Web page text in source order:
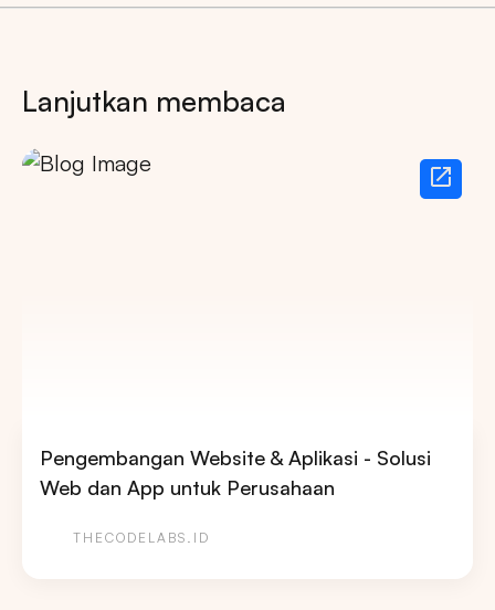
Lanjutkan membaca
Pengembangan Website & Aplikasi - Solusi
Web dan App untuk Perusahaan
THECODELABS.ID